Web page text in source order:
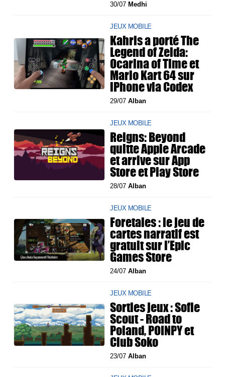
30/07 Medhi
JEUX MOBILE
Kahris a porté The
Legend of Zelda:
Ocarina of Time et
Mario Kart 64 sur
iPhone via Codex
29/07Alban
JEUX MOBILE
Reigns: Beyond
quitte Apple Arcade
et arrive sur App
Store et Play Store
28/07Alban
JEUX MOBILE
Foretales : le jeu de
cartes narratif est
gratuit sur l’Epic
Games Store
24/07Alban
JEUX MOBILE
Sorties jeux : Sofie
Scout - Road to
Poland, POINPY et
Club Soko
23/07Alban